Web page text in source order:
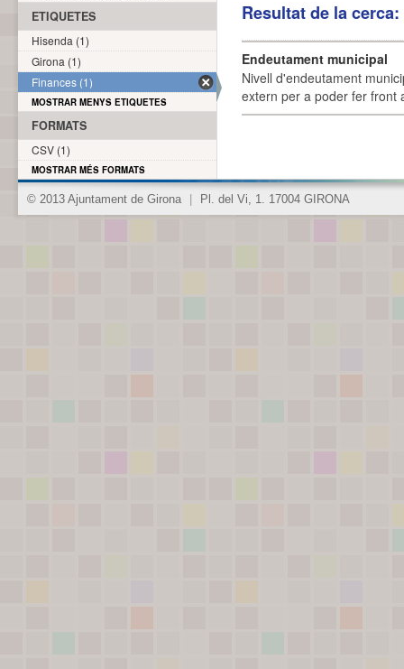
Resultat de la
Endeutament municipal
Nivell d'endeutament
extern per a poder fer front
ETIQUETES
Hisenda (1)
Girona (1)
Finances (1)
MOSTRAR MENYS ETIQUETES
FORMATS
CSV (1)
MOSTRAR MÉS FORMATS
© 2013 Ajuntament de Girona Pl. del Vi, 1. 17004 GIRONA